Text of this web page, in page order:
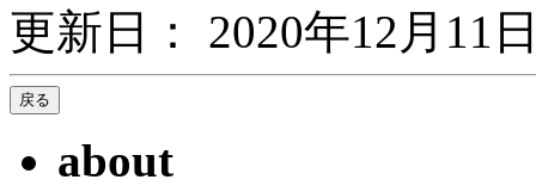
更新日： 2020年12月11
about